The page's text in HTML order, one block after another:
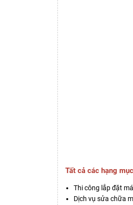
Tất cả các hạng
Thi công lắp đặt
Dịch vụ sửa chữa